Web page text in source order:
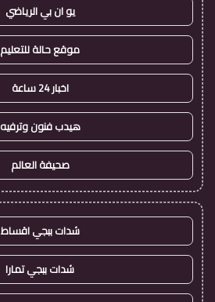
يو ان بي الرياضي
موقع حالة للتعليم
اخبار 24 ساعة
هيدب فنون وترفيه
صحيفة العالم
شدات ببجي اقساط
شدات ببجي تمارا